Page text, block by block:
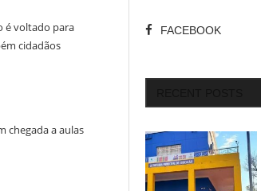
é voltado para
cidadãos
chegada a aulas
FACEBOOK